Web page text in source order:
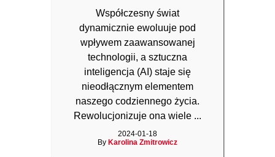
Współczesny świat
dynamicznie ewoluuje pod
wpływem zaawansowanej
technologii, a sztuczna
inteligencja (AI) staje się
nieodłącznym elementem
naszego codziennego życia.
Rewolucjonizuje ona wiele ...
2024-01-18
By Karolina Zmitrowicz